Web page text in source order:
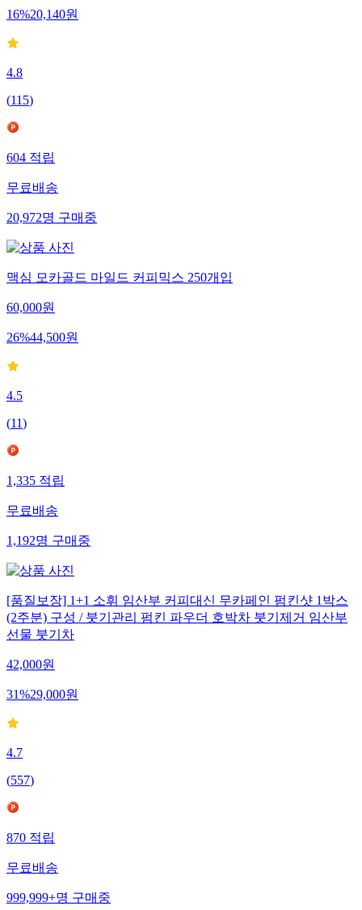
16%20,140원
4.8
(115)
604 적립
무료배송
20,972명 구매중
맥심 모카골드 마일드 커피믹스 250개입
60,000원
26%44,500원
4.5
(11)
1,335 적립
무료배송
1,192명 구매중
[품질보장] 1+1 소휘 임산부 커피대신 무카페인 펌킨샷 1박스
(2주분) 구성 / 붓기관리 펌킨 파우더 호박차 붓기제거 임산부
선물 붓기차
42,000원
31%29,000원
4.7
(557)
870 적립
무료배송
999,999+명 구매중